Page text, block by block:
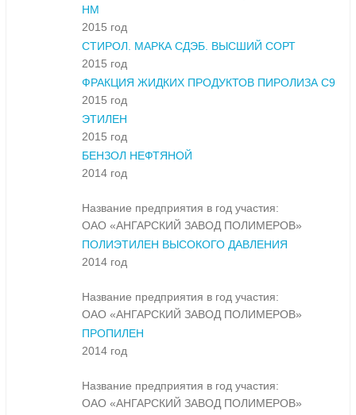
НМ
2015 год
СТИРОЛ. МАРКА СДЭБ. ВЫСШИЙ СОРТ
2015 год
ФРАКЦИЯ ЖИДКИХ ПРОДУКТОВ ПИРОЛИЗА С9
2015 год
ЭТИЛЕН
2015 год
БЕНЗОЛ НЕФТЯНОЙ
2014 год
Название предприятия в год участия:
ОАО «АНГАРСКИЙ ЗАВОД ПОЛИМЕРОВ»
ПОЛИЭТИЛЕН ВЫСОКОГО ДАВЛЕНИЯ
2014 год
Название предприятия в год участия:
ОАО «АНГАРСКИЙ ЗАВОД ПОЛИМЕРОВ»
ПРОПИЛЕН
2014 год
Название предприятия в год участия:
ОАО «АНГАРСКИЙ ЗАВОД ПОЛИМЕРОВ»